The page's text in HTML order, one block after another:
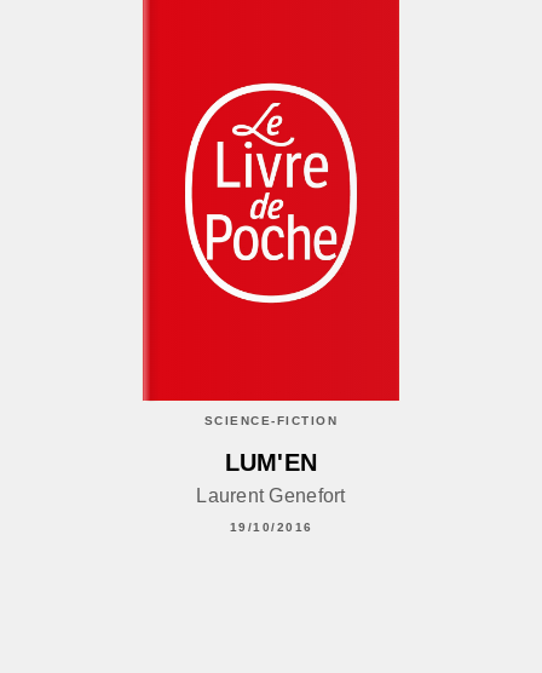
SCIENCE-FICTION
LUM'EN
Laurent Genefort
19/10/2016